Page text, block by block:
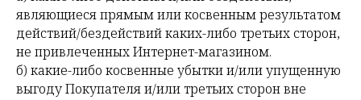
являющиеся прямым или косвенным результатом
действий/бездействий каких-либо третьих сторон,
не привлеченных Интернет-магазином.
б) какие-либо косвенные убытки и/или упущенную
выгоду Покупателя и/или третьих сторон вне